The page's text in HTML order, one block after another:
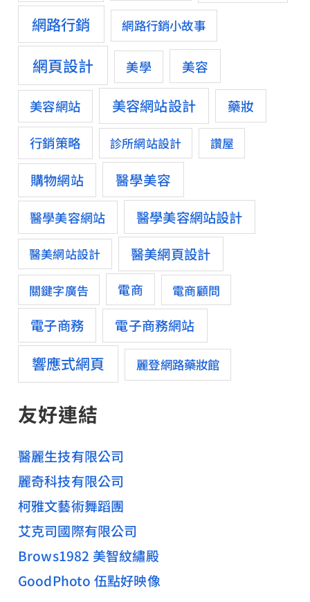
網路行銷
網路行銷小故事
網頁設計 美學 美容
美容網站 美容網站設計 藥妝
行銷策略 診所網站設計 讚屋
購物網站 醫學美容
醫學美容網站 醫學美容網站設計
醫美網站設計 醫美網頁設計
關鍵字廣告 電商 電商顧問
電子商務 電子商務網站
響應式網頁 麗登網路藥妝館
友好連結
醫麗生技有限公司
麗奇科技有限公司
柯雅文藝術舞蹈團
艾克司國際有限公司
Brows1982 美智紋繡殿
GoodPhoto 伍點好映像